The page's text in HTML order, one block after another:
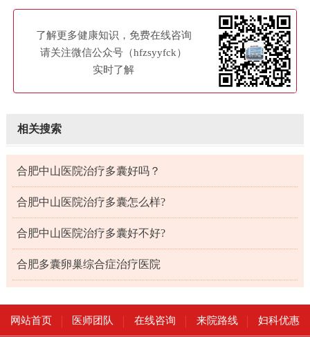
了解更多健康知识，免费在线咨询
请关注微信公众号（hfzsyyfck）
实时了解
相关搜索
合肥中山医院治疗多囊好吗？
合肥中山医院治疗多囊怎么样?
合肥中山医院治疗多囊好不好?
合肥多囊卵巢综合症治疗医院
网站首页 医师团队 在线咨询 来院路线 妇科优惠